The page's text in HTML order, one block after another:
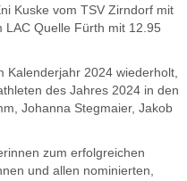
Kuske vom TSV Zirndorf mit
LAC Quelle Fürth mit 12.95
Kalenderjahr 2024 wiederholt,
des Jahres 2024 in den
Johanna Stegmaier, Jakob
zum erfolgreichen
und allen nominierten,